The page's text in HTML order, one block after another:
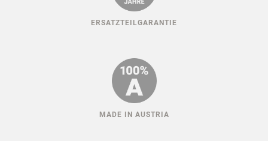
ERSATZTEILGARANTIE
MADE IN AUSTRIA